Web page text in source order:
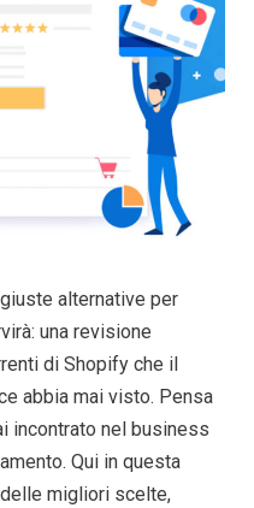
alternative per
una revisione
di Shopify che il
abbia mai visto. Pensa
incontrato nel business
Qui in questa
migliori scelte,